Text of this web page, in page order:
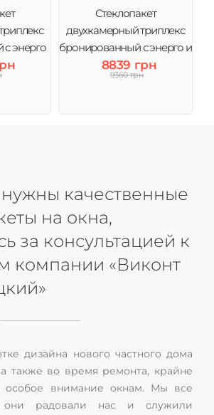
энерго
стекла)
Стеклопакет
двухкамерный триплекс
бронированный с энерго и
аргоном 4CG-10-4-10-4і (3
стекла) Виконт
8839 грн
9360 грн
качественные
на окна,
за консультацией к
компании «Виконт
дизайна нового частного дома
также во время ремонта, крайне
особое внимание окнам. Мы все
они радовали нас и служили